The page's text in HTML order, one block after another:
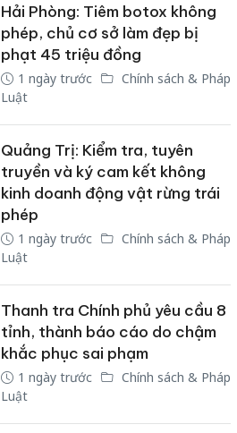
Hải Phòng: Tiêm botox không
phép, chủ cơ sở làm đẹp bị
phạt 45 triệu đồng
1 ngày trước
Chính sách & Pháp
Luật
Quảng Trị: Kiểm tra, tuyên
truyền và ký cam kết không
kinh doanh động vật rừng trái
phép
1 ngày trước
Chính sách & Pháp
Luật
Thanh tra Chính phủ yêu cầu 8
tỉnh, thành báo cáo do chậm
khắc phục sai phạm
1 ngày trước
Chính sách & Pháp
Luật